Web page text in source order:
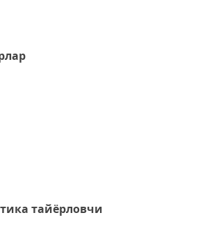
тайёрловчи